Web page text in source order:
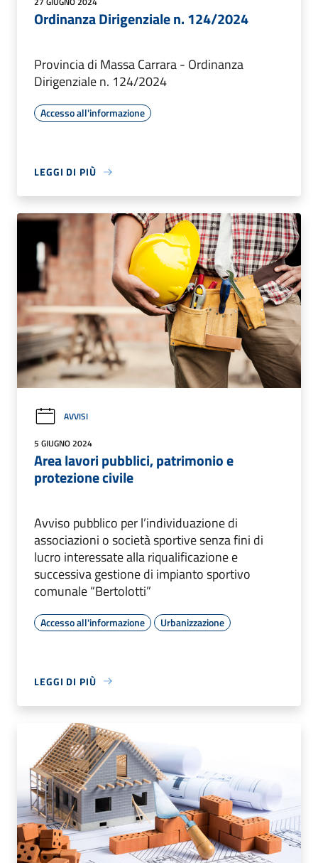
Ordinanza Dirigenziale n. 124/2024
Provincia di Massa Carrara - Ordinanza
Dirigenziale n. 124/2024
Accesso all'informazione
LEGGI DI PIÙ
AVVISI
5 GIUGNO 2024
Area lavori pubblici, patrimonio e
protezione civile
Avviso pubblico per l’individuazione di
associazioni o società sportive senza fini di
lucro interessate alla riqualificazione e
successiva gestione di impianto sportivo
comunale “Bertolotti”
Accesso all'informazione Urbanizzazione
LEGGI DI PIÙ